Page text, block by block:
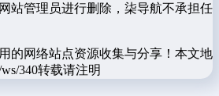
站管理员进行删除，柒导航不承担任
的网络站点资源收集与分享！ 本文地
340转载请注明